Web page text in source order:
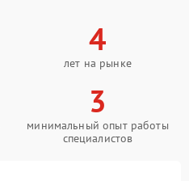
4
лет на рынке
3
минимальный опыт работы
специалистов